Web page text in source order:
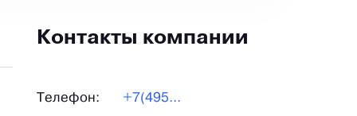
Контакты компании
Телефон: +7(495...